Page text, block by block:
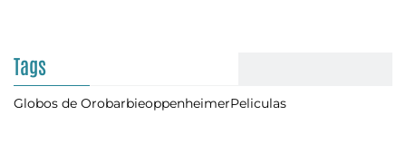
Tags
Globos de OrobarbieoppenheimerPeliculas